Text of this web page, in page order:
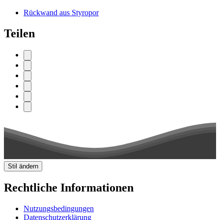
Rückwand aus Styropor
Teilen
Stil ändern
Rechtliche Informationen
Nutzungsbedingungen
Datenschutzerklärung